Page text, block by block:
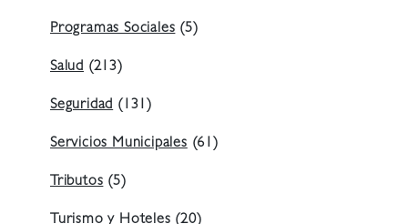
Programas Sociales(5)
Salud (213)
Seguridad(131)
Servicios Municipales(61)
Tributos(5)
Turismo y Hoteles (20)